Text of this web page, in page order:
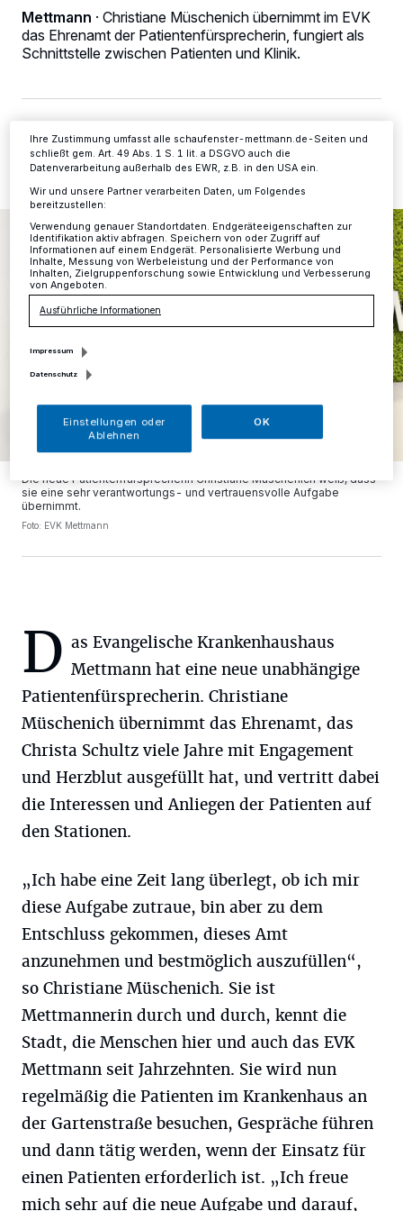
Mettmann · Christiane Müschenich übernimmt im EVK
das Ehrenamt der Patientenfürsprecherin, fungiert als
Schnittstelle zwischen Patienten und Klinik.
Die neue Patientenfürsprecherin Christiane Müschenich weiß, dass
sie eine sehr verantwortungs- und vertrauensvolle Aufgabe
übernimmt.
Foto: EVK Mettmann
D as Evangelische Krankenhaushaus
Mettmann hat eine neue unabhängige
Patientenfürsprecherin. Christiane
Müschenich übernimmt das Ehrenamt, das
Christa Schultz viele Jahre mit Engagement
und Herzblut ausgefüllt hat, und vertritt dabei
die Interessen und Anliegen der Patienten auf
den Stationen.
„Ich habe eine Zeit lang überlegt, ob ich mir
diese Aufgabe zutraue, bin aber zu dem
Entschluss gekommen, dieses Amt
anzunehmen und bestmöglich auszufüllen“,
so Christiane Müschenich. Sie ist
Mettmannerin durch und durch, kennt die
Stadt, die Menschen hier und auch das EVK
Mettmann seit Jahrzehnten. Sie wird nun
regelmäßig die Patienten im Krankenhaus an
der Gartenstraße besuchen, Gespräche führen
und dann tätig werden, wenn der Einsatz für
einen Patienten erforderlich ist. „Ich freue
mich sehr auf die neue Aufgabe und darauf,
verarbeiten Daten, um Ihnen Dienste bereitzustellen“ aufgeführten
Zwecke. Wenn Tracker deaktiviert sind, sind manche Inhalte und
Anzeigen möglicherweise nicht mehr so relevant für Sie. Sie können
dieses Menü jederzeit wieder aufrufen, um Ihre Einstellungen zu
Ihre Einstellungen gelten innerhalb unseres Website. Weitere
Ihre Zustimmung umfasst alle schaufenster-mettmann.de-Seiten und
schließt gem. Art. 49 Abs. 1 S. 1 lit. a DSGVO auch die
Datenverarbeitung außerhalb des EWR, z.B. in den USA ein.
Wir und unsere Partner verarbeiten Daten, um Folgendes
bereitzustellen:
Verwendung genauer Standortdaten. Endgeräteeigenschaften zur
Identifikation aktiv abfragen. Speichern von oder Zugriff auf
Informationen auf einem Endgerät. Personalisierte Werbung und
Inhalte, Messung von Werbeleistung und der Performance von
Inhalten, Zielgruppenforschung sowie Entwicklung und Verbesserung
von Angeboten.
Ausführliche Informationen
Impressum
Datenschutz
Einstellungen oder
Ablehnen
OK